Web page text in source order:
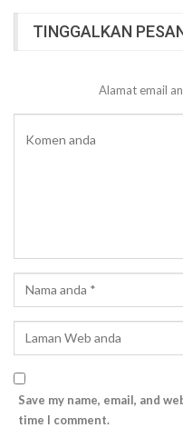
TINGGALKAN
Alamat email
Save my name, email, and
time I comment.